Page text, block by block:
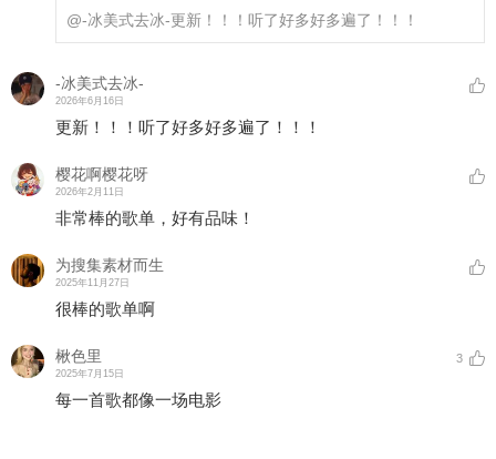
@-冰美式去冰-更新！！！听了好多好多遍了！！！
-冰美式去冰-
2026年6月16日
更新！！！听了好多好多遍了！！！
樱花啊樱花呀
2026年2月11日
非常棒的歌单，好有品味！
为搜集素材而生
2025年11月27日
很棒的歌单啊
楸色里
2025年7月15日
3
每一首歌都像一场电影